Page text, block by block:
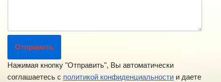
Нажимая кнопку "Отправить", Вы автоматически
соглашаетесь с политикой конфиденциальности и даете